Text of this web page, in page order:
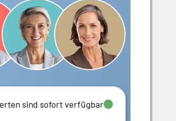
sind sofort verfügbar